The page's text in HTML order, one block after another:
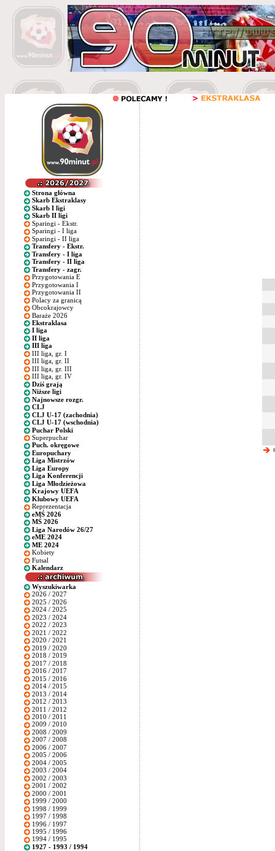
Strona główna
Skarb Ekstraklasy
Skarb I ligi
Skarb II ligi
Sparingi - Ekstr.
Sparingi - I liga
Sparingi - II liga
Transfery - Ekstr.
Transfery - I liga
Transfery - II liga
Transfery - zagr.
Przygotowania E
Przygotowania I
Przygotowania II
Polacy za granicą
Obcokrajowcy
Baraże 2026
Ekstraklasa
I liga
II liga
III liga
III liga, gr. I
III liga, gr. II
III liga, gr. III
III liga, gr. IV
Dziś grają
Niższe ligi
Najnowsze rozgr.
CLJ
CLJ U-17 (zachodnia)
CLJ U-17 (wschodnia)
Puchar Polski
Superpuchar
Puch. okręgowe
Europuchary
Liga Mistrzów
Liga Europy
Liga Konferencji
Liga Młodzieżowa
Krajowy UEFA
Klubowy UEFA
Reprezentacja
eMŚ 2026
MŚ 2026
Liga Narodów 26/27
eME 2024
ME 2024
Kobiety
Futsal
Kalendarz
Wyszukiwarka
2026 / 2027
2025 / 2026
2024 / 2025
2023 / 2024
2022 / 2023
2021 / 2022
2020 / 2021
2019 / 2020
2018 / 2019
2017 / 2018
2016 / 2017
2015 / 2016
2014 / 2015
2013 / 2014
2012 / 2013
2011 / 2012
2010 / 2011
2009 / 2010
2008 / 2009
2007 / 2008
2006 / 2007
2005 / 2006
2004 / 2005
2003 / 2004
2002 / 2003
2001 / 2002
2000 / 2001
1999 / 2000
1998 / 1999
1997 / 1998
1996 / 1997
1995 / 1996
1994 / 1995
1927 - 1993 / 1994